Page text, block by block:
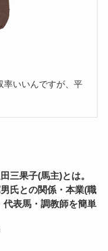
率いいんですが、平
三果子(馬主)とは。
氏との関係・本業(職
代表馬・調教師を簡単